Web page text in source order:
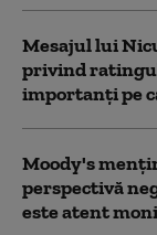
Mesajul lui
privind
importanți pe
Moody's
perspectivă
este atent